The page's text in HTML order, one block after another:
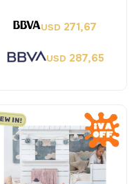
USD 271,67
USD 287,65